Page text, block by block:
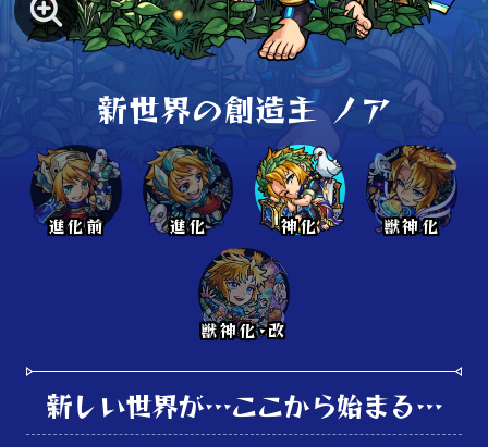
新世界の創造主 ノア
進化前 進化 神化 獣神化
獣神化･改
新しい世界が…ここから始まる…